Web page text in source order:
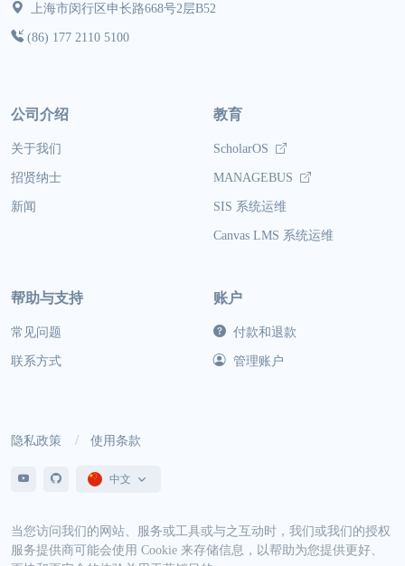
上海市闵行区申长路668号2层B52
(86) 177 2110 5100
公司介绍
关于我们
招贤纳士
新闻
教育
ScholarOS
MANAGEBUS
SIS 系统运维
Canvas LMS 系统运维
帮助与支持
常见问题
联系方式
账户
付款和退款
管理账户
隐私政策 使用条款
中文
当您访问我们的网站、服务或工具或与之互动时，我们或我们的授权
服务提供商可能会使用 Cookie 来存储信息，以帮助为您提供更好、